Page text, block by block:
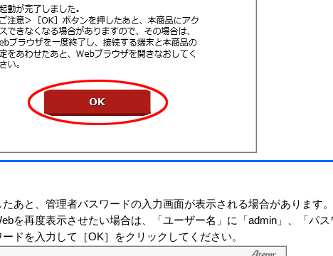
あと、管理者パスワードの入力画面が表示される場合があります。
を再度表示させたい場合は、「ユーザー名」に「admin」、「パ
ドを入力して［OK］をクリックしてください。